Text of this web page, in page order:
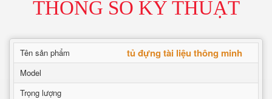
THÔNG SỐ KỸ THUẬT
Tên sản phẩm tủ đựng tài liệu thông minh
Model
Trọng lượng